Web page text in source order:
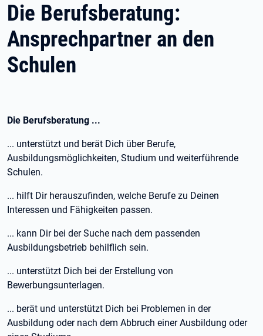
Die Berufsberatung:
Ansprechpartner an den
Schulen
Die Berufsberatung ...
... unterstützt und berät Dich über Berufe,
Ausbildungsmöglichkeiten, Studium und weiterführende
Schulen.
... hilft Dir herauszufinden, welche Berufe zu Deinen
Interessen und Fähigkeiten passen.
... kann Dir bei der Suche nach dem passenden
Ausbildungsbetrieb behilflich sein.
... unterstützt Dich bei der Erstellung von
Bewerbungsunterlagen.
... berät und unterstützt Dich bei Problemen in der
Ausbildung oder nach dem Abbruch einer Ausbildung oder